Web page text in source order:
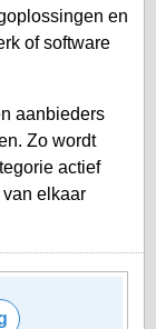
en
of software
aanbieders
Zo wordt
actief
elkaar